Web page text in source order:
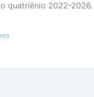
quatriênio 2022-2026.